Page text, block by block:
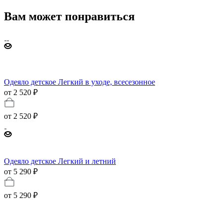
Вам может понравиться
Одеяло детское Легкий в уходе, всесезонное
от 2 520 ₽
от 2 520 ₽
Одеяло детское Легкий и летний
от 5 290 ₽
от 5 290 ₽